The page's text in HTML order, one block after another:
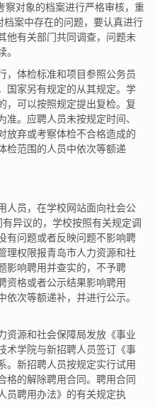
察对象的档案进行严格审核，重
档案中存在的问题，要认真进行
他有关部门共同调查，问题未
，体检标准和项目参照公务员
国家另有规定的从其规定。学
，可以按照规定提出复检。复
。应聘人员未按规定时间、
放弃或考察体检不合格造成的
检范围的人员中依次等额递
人员，在学校网站面向社会公
异议的，学校按照有关规定调
有问题或者反映问题不影响聘
理权限报青岛市人力资源和社
影响聘用并查实的，不予聘
资格或者公示结果影响聘用
次等额递补，并进行公示。
资源和社会保障局发放《事业
术学院与新招聘人员签订《事
。新招聘人员按规定实行试用
格的解除聘用合同。聘用合同
员聘用办法》的有关规定执